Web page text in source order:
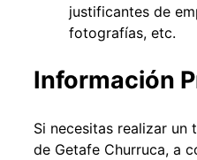
justificantes de
fotografías, etc.
Información
Si necesitas realizar un
de Getafe Churruca, a